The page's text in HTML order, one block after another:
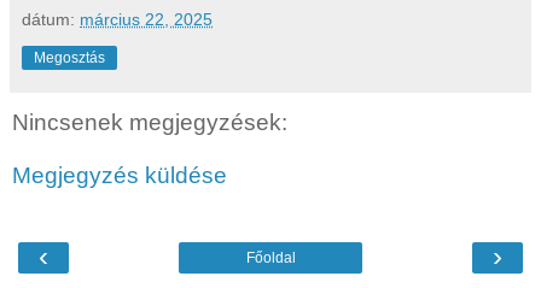
dátum: március 22, 2025
Megosztás
Nincsenek megjegyzések:
Megjegyzés küldése
‹ ›
Főoldal